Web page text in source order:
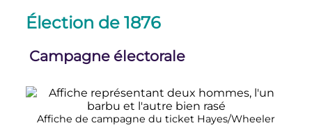
Élection de 1876
Campagne électorale
Affiche de campagne du ticket Hayes/Wheeler